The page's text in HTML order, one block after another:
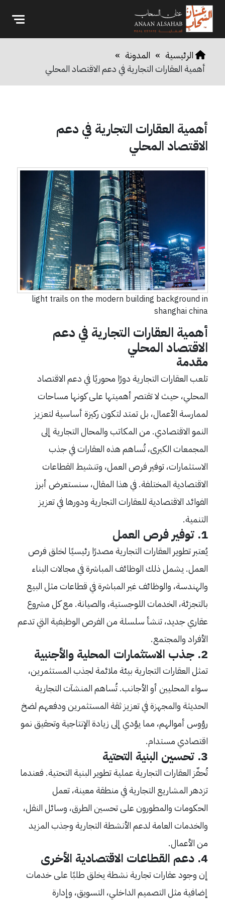
الرئيسية » المدونة »
أهمية العقارات التجارية في دعم الاقتصاد المحلي
أهمية العقارات التجارية في دعم
الاقتصاد المحلي
light trails on the modern building background in
shanghai china
أهمية العقارات التجارية في دعم
الاقتصاد المحلي
مقدمة
تلعب العقارات التجارية دورًا محوريًا في دعم الاقتصاد
المحلي، حيث لا تقتصر أهميتها على كونها مساحات
لممارسة الأعمال، بل تمتد لتكون ركيزة أساسية لتعزيز
النمو الاقتصادي. من المكاتب والمحال التجارية إلى
المجمعات الكبرى، تُساهم هذه العقارات في جذب
الاستثمارات، توفير فرص العمل، وتنشيط القطاعات
الاقتصادية المختلفة. في هذا المقال، سنستعرض أبرز
الفوائد الاقتصادية للعقارات التجارية ودورها في تعزيز
التنمية.
1. توفير فرص العمل
يُعتبر تطوير العقارات التجارية مصدرًا رئيسيًا لخلق فرص
العمل. يشمل ذلك الوظائف المباشرة في مجالات البناء
والهندسة، والوظائف غير المباشرة في قطاعات مثل البيع
بالتجزئة، الخدمات اللوجستية، والصيانة. مع كل مشروع
عقاري جديد، تنشأ سلسلة من الفرص الوظيفية التي تدعم
الأفراد والمجتمع.
2. جذب الاستثمارات المحلية والأجنبية
تمثل العقارات التجارية بيئة ملائمة لجذب المستثمرين،
سواء المحليين أو الأجانب. تُساهم المنشآت التجارية
الحديثة والمجهزة في تعزيز ثقة المستثمرين ودفعهم لضخ
رؤوس أموالهم، مما يؤدي إلى زيادة الإنتاجية وتحقيق نمو
اقتصادي مستدام.
3. تحسين البنية التحتية
تُحفّز العقارات التجارية عملية تطوير البنية التحتية. فعندما
تزدهر المشاريع التجارية في منطقة معينة، تعمل
الحكومات والمطورون على تحسين الطرق، وسائل النقل،
والخدمات العامة لدعم الأنشطة التجارية وجذب المزيد
من الأعمال.
4. دعم القطاعات الاقتصادية الأخرى
إن وجود عقارات تجارية نشطة يخلق طلبًا على خدمات
إضافية مثل التصميم الداخلي، التسويق، وإدارة